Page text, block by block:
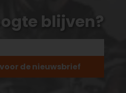
blijven?
de nieuwsbrief